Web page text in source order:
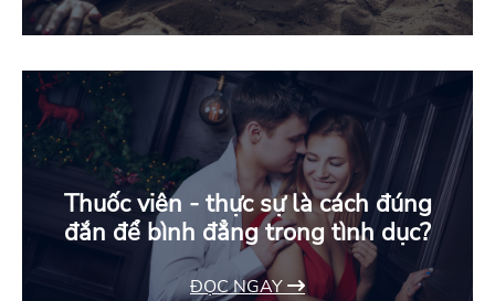
Thuốc viên - thực sự là cách đúng
đắn để bình đẳng trong tình dục?
ĐỌC NGAY